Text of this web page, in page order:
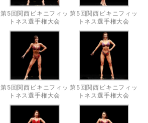
第5回関西ビキニフィッ
トネス選手権大会
第5回関西ビキニフィッ
トネス選手権大会
第5回関西ビキニフィッ
トネス選手権大会
第5回関西ビキニフィッ
トネス選手権大会